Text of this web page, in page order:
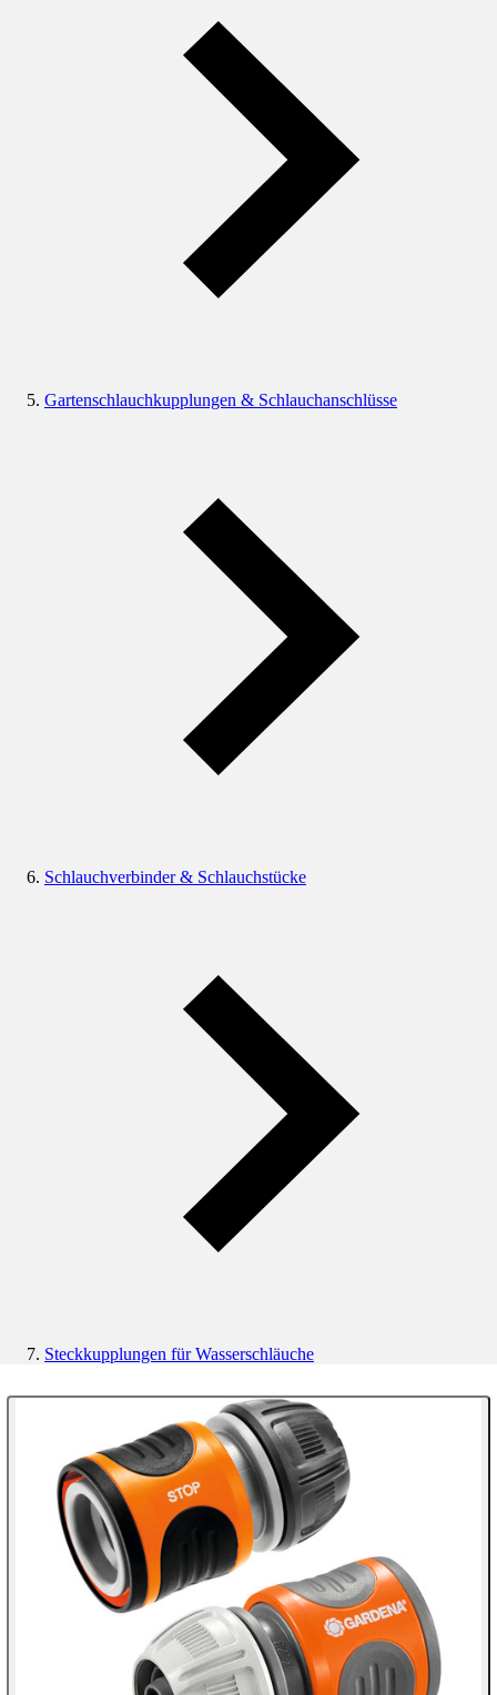
Gartenschlauchkupplungen & Schlauchanschlüsse
Schlauchverbinder & Schlauchstücke
Steckkupplungen für Wasserschläuche